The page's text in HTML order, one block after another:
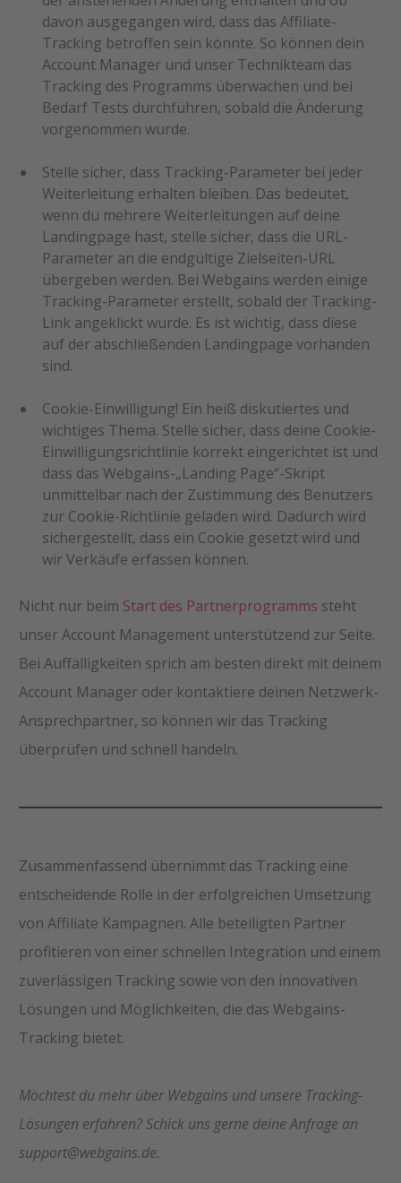
davon ausgegangen wird, dass das Affiliate-
Tracking betroffen sein könnte. So können dein
Account Manager und unser Technikteam das
Tracking des Programms überwachen und bei
Bedarf Tests durchführen, sobald die Änderung
vorgenommen wurde.
Stelle sicher, dass Tracking-Parameter bei jeder
Weiterleitung erhalten bleiben. Das bedeutet,
wenn du mehrere Weiterleitungen auf deine
Landingpage hast, stelle sicher, dass die URL-
Parameter an die endgültige Zielseiten-URL
übergeben werden. Bei Webgains werden einige
Tracking-Parameter erstellt, sobald der Tracking-
Link angeklickt wurde. Es ist wichtig, dass diese
auf der abschließenden Landingpage vorhanden
sind.
Cookie-Einwilligung! Ein heiß diskutiertes und
wichtiges Thema. Stelle sicher, dass deine Cookie-
Einwilligungsrichtlinie korrekt eingerichtet ist und
dass das Webgains-„Landing Page“-Skript
unmittelbar nach der Zustimmung des Benutzers
zur Cookie-Richtlinie geladen wird. Dadurch wird
sichergestellt, dass ein Cookie gesetzt wird und
wir Verkäufe erfassen können.
Nicht nur beim Start des Partnerprogramms steht
unser Account Management unterstützend zur Seite.
Bei Auffälligkeiten sprich am besten direkt mit deinem
Account Manager oder kontaktiere deinen Netzwerk-
Ansprechpartner, so können wir das Tracking
überprüfen und schnell handeln.
Zusammenfassend übernimmt das Tracking eine
entscheidende Rolle in der erfolgreichen Umsetzung
von Affiliate Kampagnen. Alle beteiligten Partner
profitieren von einer schnellen Integration und einem
zuverlässigen Tracking sowie von den innovativen
Lösungen und Möglichkeiten, die das Webgains-
Tracking bietet.
Möchtest du mehr über Webgains und unsere Tracking-
Lösungen erfahren? Schick uns gerne deine Anfrage an
support@webgains.de.